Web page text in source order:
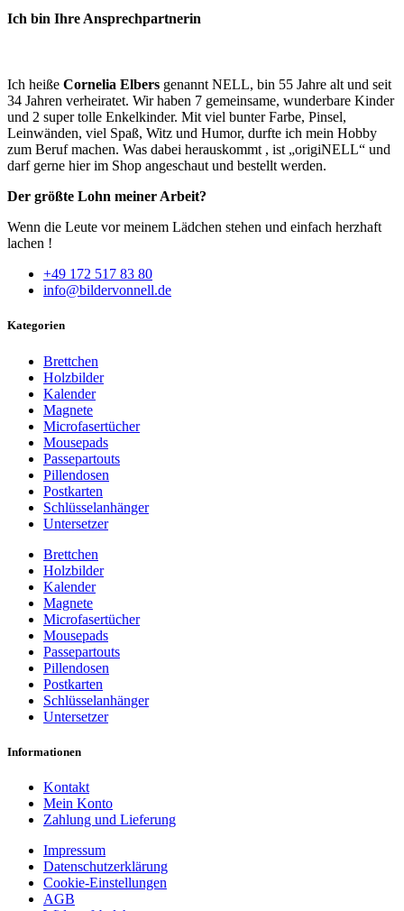
Ich bin Ihre Ansprechpartnerin
Ich heiße Cornelia Elbers genannt NELL, bin 55 Jahre alt und seit
34 Jahren verheiratet. Wir haben 7 gemeinsame, wunderbare Kinder
und 2 super tolle Enkelkinder. Mit viel bunter Farbe, Pinsel,
Leinwänden, viel Spaß, Witz und Humor, durfte ich mein Hobby
zum Beruf machen. Was dabei herauskommt , ist „origiNELL“ und
darf gerne hier im Shop angeschaut und bestellt werden.
Der größte Lohn meiner Arbeit?
Wenn die Leute vor meinem Lädchen stehen und einfach herzhaft
lachen !
+49 172 517 83 80
info@bildervonnell.de
Kategorien
Brettchen
Holzbilder
Kalender
Magnete
Microfasertücher
Mousepads
Passepartouts
Pillendosen
Postkarten
Schlüsselanhänger
Untersetzer
Brettchen
Holzbilder
Kalender
Magnete
Microfasertücher
Mousepads
Passepartouts
Pillendosen
Postkarten
Schlüsselanhänger
Untersetzer
Informationen
Kontakt
Mein Konto
Zahlung und Lieferung
Impressum
Datenschutzerklärung
Cookie-Einstellungen
AGB